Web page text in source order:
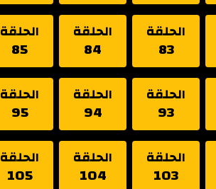
الحلقة
83
الحلقة
84
الحلقة
85
الحلقة
93
الحلقة
94
الحلقة
95
الحلقة
103
الحلقة
104
الحلقة
105